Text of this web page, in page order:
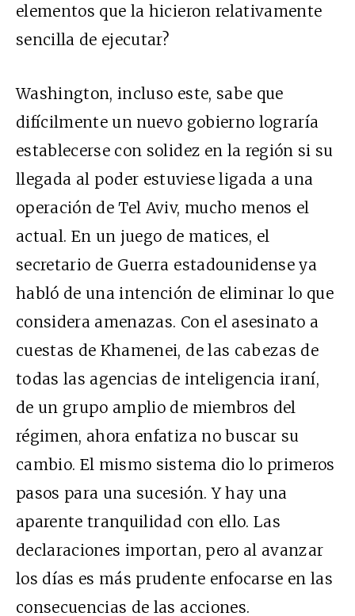
elementos que la hicieron relativamente
sencilla de ejecutar?
Washington, incluso este, sabe que
difícilmente un nuevo gobierno lograría
establecerse con solidez en la región si su
llegada al poder estuviese ligada a una
operación de Tel Aviv, mucho menos el
actual. En un juego de matices, el
secretario de Guerra estadounidense ya
habló de una intención de eliminar lo que
considera amenazas. Con el asesinato a
cuestas de Khamenei, de las cabezas de
todas las agencias de inteligencia iraní,
de un grupo amplio de miembros del
régimen, ahora enfatiza no buscar su
cambio. El mismo sistema dio lo primeros
pasos para una sucesión. Y hay una
aparente tranquilidad con ello. Las
declaraciones importan, pero al avanzar
los días es más prudente enfocarse en las
consecuencias de las acciones.